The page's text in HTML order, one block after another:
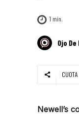
1 min.
Ojo
CUOTA
Newell’s